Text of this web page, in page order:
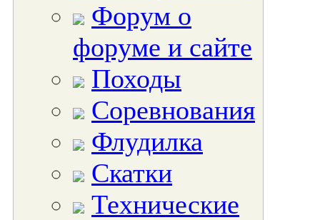
Форум о
форуме и сайте
Походы
Соревнования
Флудилка
Скатки
Технические